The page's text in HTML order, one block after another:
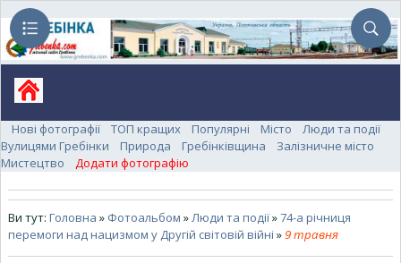
Нові фотографії ТОП кращих Популярні Місто
Люди та події
Вулицями Гребінки
Природа Гребінківщина
Залізничне місто
Мистецтво
Додати фотографію
Ви тут: Головна » Фотоальбом » Люди та події»74-а річниця
перемоги над нацизмом у Другій світовій війні » 9 травня